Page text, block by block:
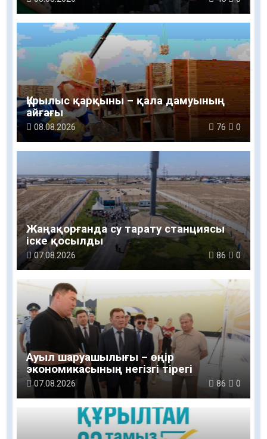
Құрылыс қарқыны – қала дамуының
айғағы
08.08.2026 76 0
Жаңақорғанда су тарату станциясы
іске қосылды
07.08.2026 86 0
Ауыл шаруашылығы – өңір
экономикасының негізгі тірегі
07.08.2026 86 0